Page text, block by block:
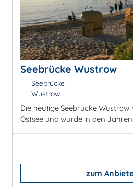
Seebrücke Wustrow
Seebrücke
Wustrow
Die heutige Seebrücke Wustrow
Ostsee und wurde in den
zum